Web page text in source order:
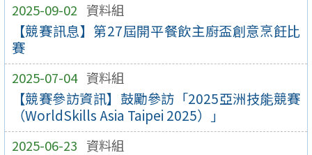
2025-09-02 資料組
【競賽訊息】第27屆開平餐飲主廚盃創意烹飪比
賽
2025-07-04 資料組
【競賽參訪資訊】鼓勵參訪「2025亞洲技能競賽
（WorldSkills Asia Taipei 2025）」
2025-06-23 資料組